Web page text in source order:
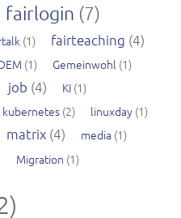
fairlogin (7)
(1) fairteaching (4)
(1) Gemeinwohl (1)
job (4) KI (1)
kubernetes (2) linuxday (1)
matrix (4) media (1)
Migration (1)